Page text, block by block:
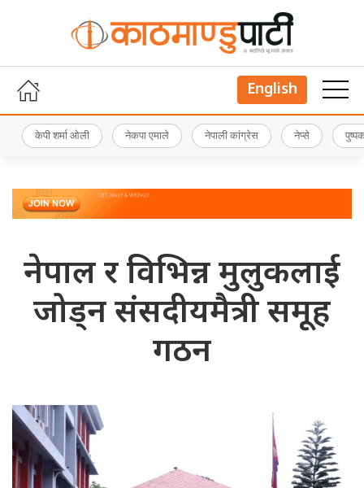
English
केपी शर्मा ओली नेकपा एमाले नेपाली कांग्रेस नेप्से
नेपाल र विभिन्न मुलुकलाई
जोड्न संसदीयमैत्री समूह
गठन